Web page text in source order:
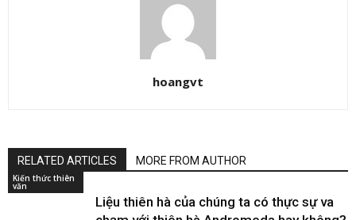
hoangvt
RELATED ARTICLES MORE FROM AUTHOR
Kiến thức thiên
văn
Liệu thiên hà của chúng ta có thực sự va